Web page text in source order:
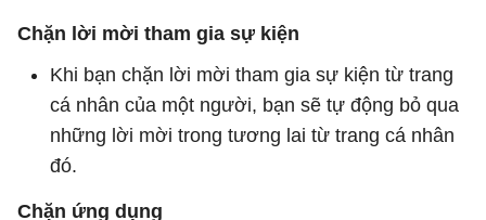
Chặn lời mời tham gia sự kiện
Khi bạn chặn lời mời tham gia sự kiện từ trang
cá nhân của một người, bạn sẽ tự động bỏ qua
những lời mời trong tương lai từ trang cá nhân
đó.
Chặn ứng dụng